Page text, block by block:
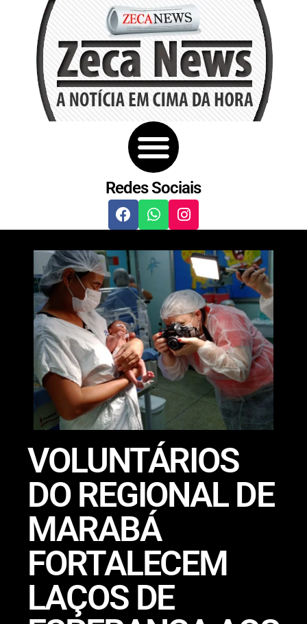
Redes Sociais
VOLUNTÁRIOS
DO REGIONAL DE
MARABÁ
FORTALECEM
LAÇOS DE